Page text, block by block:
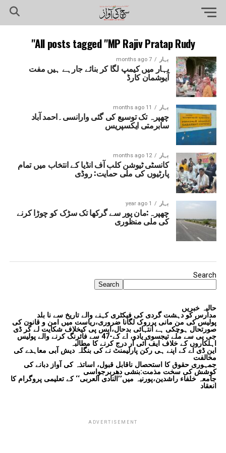
All posts tagged "MP Rajiv Pratap Rudy"
بہار 7 months ago
بہار میں کیمپ لگا کر بنائے جارہے ہیں مفت
آیوشمان کارڈ
بہار 11 months ago
چھپرہ تک توسیع کی گئی وارانسی۔احمد آباد
سابرمتی ایکسپریس
بہار 12 months ago
کانسٹی ٹیوشن کلب آف انڈیا کے انتخاب میں تمام
پارٹیوں کی ملی حمایت: روڈی
بہار 1 year ago
چھپرہ:مان پور سے گرکھا تک سڑک کو چوڑا کرنے
کی ملی منظوری
Search
Search
حالیہ خبریں
مدارس کو دہشت گردی کی فیکٹری کہنے والے تاریخ سے نا بلد
پولیس کی من مانی پرروک لگانا ضروری،ریاست میں امن و قانون کی
صورتحال ہوچکی ہے انتہائی بدحال،ایس پی کیخلاف شکایت لے کر ڈی
جی پی سے ملے تیجسوی یادو، اے کے-47 سے فائرنگ کرنے والے پولیس
اہلکاروں کے خلاف ایف آئی آر درج کرنے کا مطالبہ
این ڈی اے کے اپنے ہی رکن پارلیمنٹ نے کی بنگلہ دیش آبی معاہدے کی
مخالفت
جمہوری حقوق کا استحصال ناقابل قبول، اساتذہ کی آواز دبانے کی
کوشش کی سخت مذمت:بنشی دھربرجواسی
جامعہ خلفاء راشدین،پورنیہ میں’’النادی العربی‘‘ کے تعلیمی پروگرام کا
انعقاد
ADVERTISEMENT